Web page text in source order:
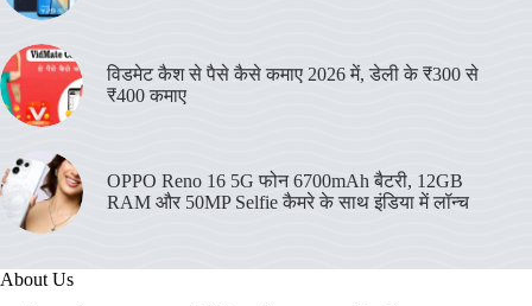
विडमेट कैश से पैसे कैसे कमाए 2026 में, डेली के ₹300 से
₹400 कमाए
OPPO Reno 16 5G फोन 6700mAh बैटरी, 12GB
RAM और 50MP Selfie कैमरे के साथ इंडिया में लॉन्च
About Us